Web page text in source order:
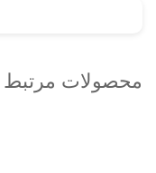
محصولات مرتبط